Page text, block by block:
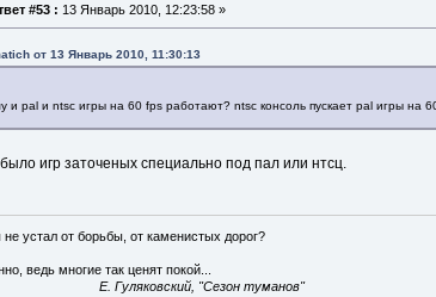
#53 : 13 Январь 2010, 12:23:58 »
от 13 Январь 2010, 11:30:13
и pal и ntsc игры на 60 fps работают? ntsc консоль пускает pal игры на
игр заточеных специально под пал или нтсц.
устал от борьбы, от каменистых дорог?
ведь многие так ценят покой...
E. Гуляковский, "Сезон туманов"